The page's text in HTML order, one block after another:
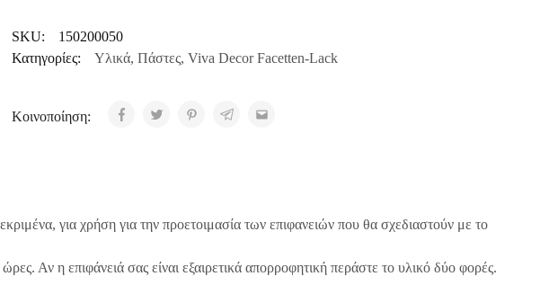
SKU:
150200050
Κατηγορίες:
Υλικά, Πάστες, Viva Decor Facetten-Lack
Κοινοποίηση:
για χρήση για την προετοιμασία των επιφανειών που θα σχεδιαστούν με το
Αν η επιφάνειά σας είναι εξαιρετικά απορροφητική περάστε το υλικό δύο φορές.